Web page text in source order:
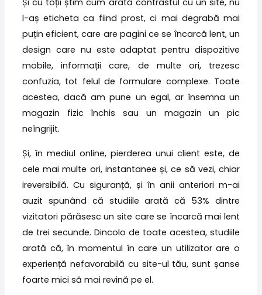
Și cu toții știm cum arată contrastul cu un site, nu
l-aș eticheta ca fiind prost, ci mai degrabă mai
puțin eficient, care are pagini ce se încarcă lent, un
design care nu este adaptat pentru dispozitive
mobile, informații care, de multe ori, trezesc
confuzia, tot felul de formulare complexe. Toate
acestea, dacă am pune un egal, ar însemna un
magazin fizic închis sau un magazin un pic
neîngrijit.
Și, în mediul online, pierderea unui client este, de
cele mai multe ori, instantanee și, ce să vezi, chiar
ireversibilă. Cu siguranță, și în anii anteriori m-ai
auzit spunând că studiile arată că 53% dintre
vizitatori părăsesc un site care se încarcă mai lent
de trei secunde. Dincolo de toate acestea, studiile
arată că, în momentul în care un utilizator are o
experiență nefavorabilă cu site-ul tău, sunt șanse
foarte mici să mai revină pe el.